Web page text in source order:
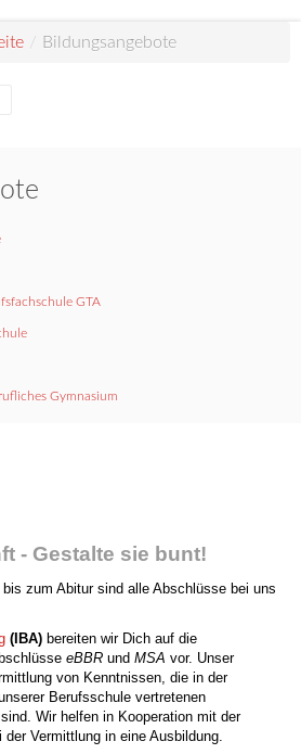
/ Bildungsangebote
GTA
Gymnasium
- Gestalte sie bunt!
zum Abitur sind alle Abschlüsse bei uns
(IBA) bereiten wir Dich auf die
eBBR und MSA vor. Unser
von Kenntnissen, die in der
Berufsschule vertretenen
Wir helfen in Kooperation mit der
Vermittlung in eine Ausbildung.